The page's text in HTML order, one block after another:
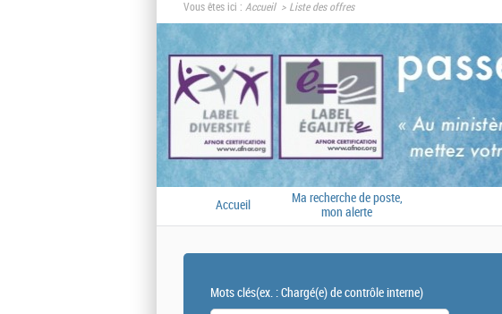
Vous êtes ici : Accueil Liste des offres
Accueil
Ma recherche de poste,
mon alerte
Mots clés(ex. : Chargé(e) de contrôle interne)